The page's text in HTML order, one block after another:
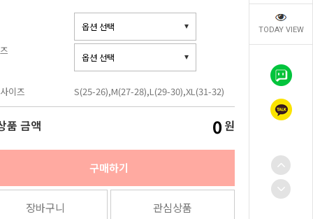
TODAY VIEW
이즈 S(25-26),M(27-28),L(29-30),XL(31-32)
품 금액 0 원
구매하기
장바구니 관심상품